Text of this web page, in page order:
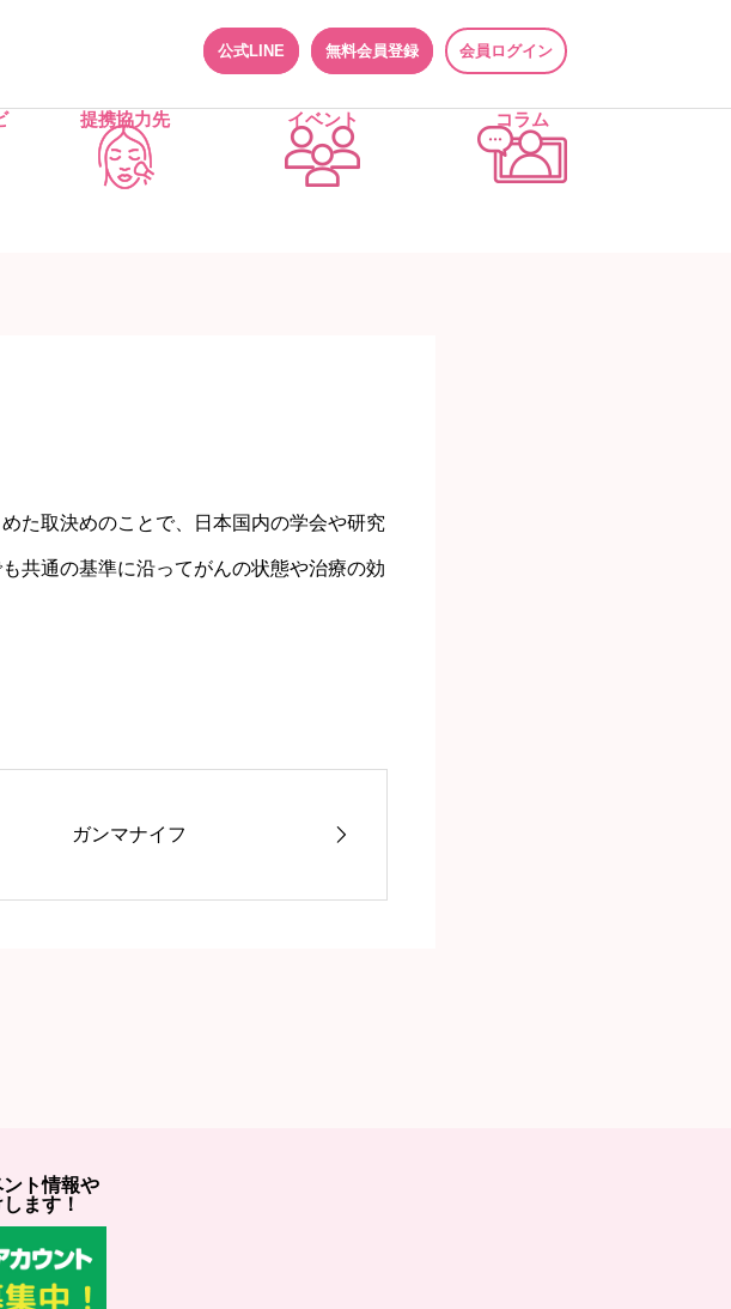
公式LINE 無料会員登録 会員ログイン
提携協力先 イベント コラム
た取決めのことで、日本国内の学会や研究
共通の基準に沿ってがんの状態や治療の効
ガンマナイフ
ト情報や
ます！